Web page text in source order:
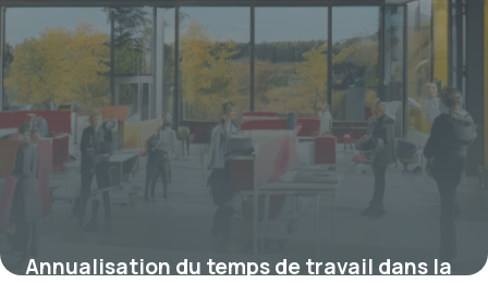
Annualisation du temps de travail dans la